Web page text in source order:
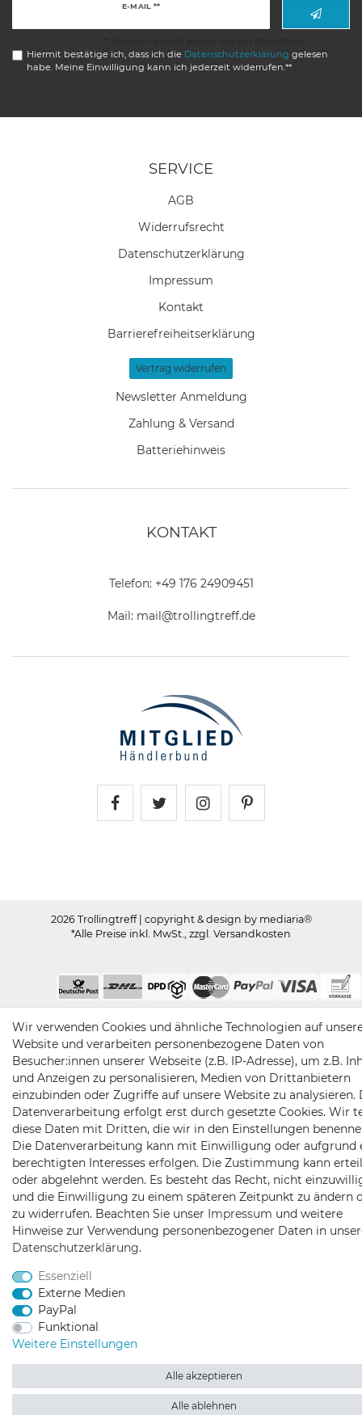
E-MAIL **
Hiermit bestätige ich, dass ich die Daten­schutz­erklärung gelesen
habe. Meine Einwilligung kann ich jederzeit widerrufen.**
SERVICE
AGB
Widerrufs­recht
Daten­schutz­erklärung
Impressum
Kontakt
Barrierefreiheitserklärung
Vertrag widerrufen
Newsletter Anmeldung
Zahlung & Versand
Batteriehinweis
KONTAKT
Telefon: +49 176 24909451
Mail: mail@trollingtreff.de
2026 Trollingtreff | copyright & design by mediaria®
*Alle Preise inkl. MwSt., zzgl. Versandkosten
Wir verwenden Cookies und ähnliche Technologien auf
Website und verarbeiten personenbezogene Daten von
Besucher:innen unserer Webseite (z.B. IP-Adresse), um z.B.
und Anzeigen zu personalisieren, Medien von Drittanbietern
einzubinden oder Zugriffe auf unsere Website zu analysieren.
Datenverarbeitung erfolgt erst durch gesetzte Cookies. Wir
diese Daten mit Dritten, die wir in den Einstellungen
Die Datenverarbeitung kann mit Einwilligung oder aufgrund
berechtigten Interesses erfolgen. Die Zustimmung kann
oder abgelehnt werden. Es besteht das Recht, nicht
und die Einwilligung zu einem späteren Zeitpunkt zu ändern
zu widerrufen. Beachten Sie unser Impressum und weitere
Hinweise zur Verwendung personenbezogener Daten in
Daten­schutz­erklärung.
Essenziell
Externe Medien
PayPal
Funktional
Weitere Einstellungen
Alle akzeptieren
Alle ablehnen